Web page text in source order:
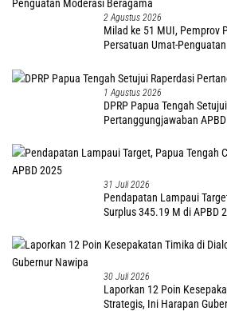
2 Agustus 2026
Milad ke 51 MUI, Pemprov
Persatuan Umat-
1 Agustus 2026
DPRP Papua Tengah
Pertanggungjawaban
31 Juli 2026
Pendapatan Lampaui
Surplus 345.19 M di APBD
30 Juli 2026
Laporkan 12 Poin
Strategis, Ini Harapan